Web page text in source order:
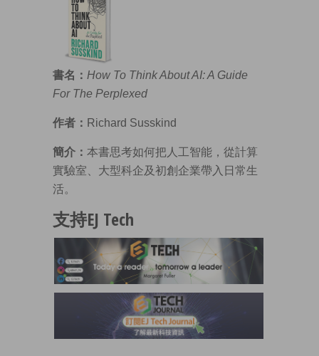
書名： How To Think About AI: A Guide
For The Perplexed
作者： Richard Susskind
簡介： 本書思考如何把人工智能，從計算
實驗室、大型科企及初創企業帶入日常生
活。
支持EJ Tech